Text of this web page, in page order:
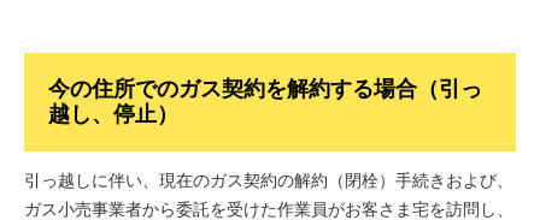
必要情報
ガス契約ご住所
今の住所でのガス契約を解約する場合（引っ
越し、停止）
引っ越しに伴い、現在のガス契約の解約（閉栓）手続きおよび、
ガス小売事業者から委託を受けた作業員がお客さま宅を訪問し、